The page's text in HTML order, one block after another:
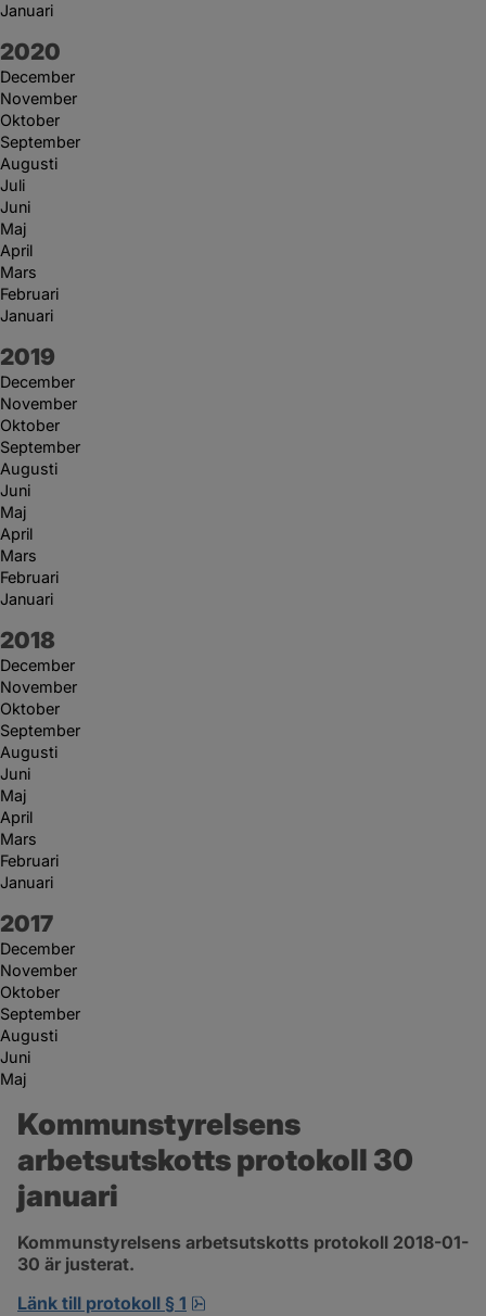
Januari
År:
2020
December
November
Oktober
September
Augusti
Juli
Juni
Maj
April
Mars
Februari
Januari
År:
2019
December
November
Oktober
September
Augusti
Juni
Maj
April
Mars
Februari
Januari
År:
2018
December
November
Oktober
September
Augusti
Juni
Maj
April
Mars
Februari
Januari
År:
2017
December
November
Oktober
September
Augusti
Juni
Maj
Kommunstyrelsens
arbetsutskotts protokoll 30
januari
Kommunstyrelsens arbetsutskotts protokoll 2018-01-
30 är justerat.
Länk till protokoll § 1